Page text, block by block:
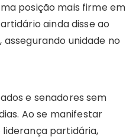
posição mais firme em
ainda disse ao
unidade no
e senadores sem
Ao se manifestar
liderança partidária,